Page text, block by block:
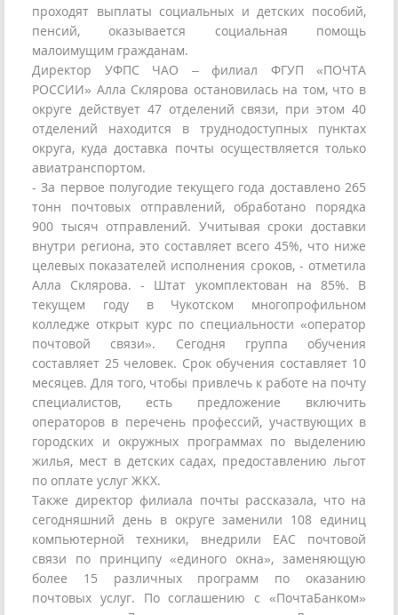
проходят выплаты социальных и детских пособий,
пенсий, оказывается социальная помощь
малоимущим гражданам.
Директор УФПС ЧАО – филиал ФГУП «ПОЧТА
РОССИИ» Алла Склярова остановилась на том, что в
округе действует 47 отделений связи, при этом 40
отделений находится в труднодоступных пунктах
округа, куда доставка почты осуществляется только
авиатранспортом.
- За первое полугодие текущего года доставлено 265
тонн почтовых отправлений, обработано порядка
900 тысяч отправлений. Учитывая сроки доставки
внутри региона, это составляет всего 45%, что ниже
целевых показателей исполнения сроков, - отметила
Алла Склярова. - Штат укомплектован на 85%. В
текущем году в Чукотском многопрофильном
колледже открыт курс по специальности «оператор
почтовой связи». Сегодня группа обучения
составляет 25 человек. Срок обучения составляет 10
месяцев. Для того, чтобы привлечь к работе на почту
специалистов, есть предложение включить
операторов в перечень профессий, участвующих в
городских и окружных программах по выделению
жилья, мест в детских садах, предоставлению льгот
по оплате услуг ЖКХ.
Также директор филиала почты рассказала, что на
сегодняшний день в округе заменили 108 единиц
компьютерной техники, внедрили ЕАС почтовой
связи по принципу «единого окна», заменяющую
более 15 различных программ по оказанию
почтовых услуг. По соглашению с «ПочтаБанком»